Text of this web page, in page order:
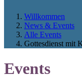
Willkommen
News & Events
Alle Events
Gottesdienst mit
Events